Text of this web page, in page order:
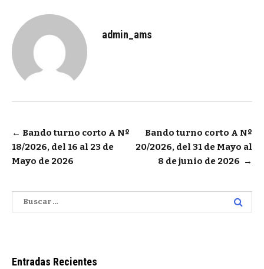
admin_ams
Navegación
de
entradas
← Bando turno corto A Nº
18/2026, del 16 al 23 de
Mayo de 2026
Bando turno corto A Nº
20/2026, del 31 de Mayo al
8 de junio de 2026 →
Buscar:
Entradas Recientes